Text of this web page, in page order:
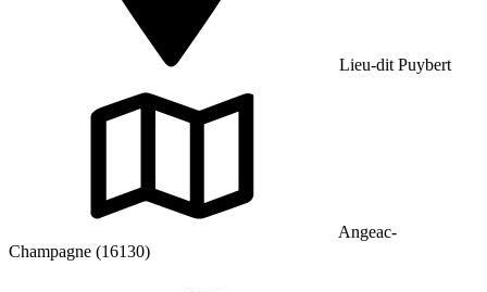
Lieu-dit Puybert
Angeac-
Champagne (16130)